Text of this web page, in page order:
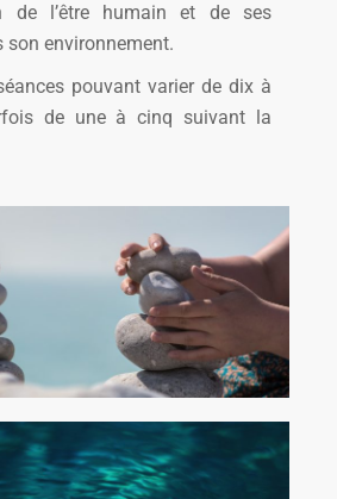
de l’être humain et de ses
son environnement.
pouvant varier de dix à
de une à cinq suivant la